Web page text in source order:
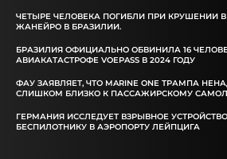
ЧЕТЫРЕ ЧЕЛОВЕКА ПОГИБЛИ ПРИ КРУШЕНИИ
ЖАНЕЙРО В БРАЗИЛИИ.
БРАЗИЛИЯ ОФИЦИАЛЬНО ОБВИНИЛА 16
АВИАКАТАСТРОФЕ VOEPASS В 2024 ГОДУ
ФАУ ЗАЯВЛЯЕТ, ЧТО MARINE ONE ТРАМПА
СЛИШКОМ БЛИЗКО К ПАССАЖИРСКОМУ
ГЕРМАНИЯ ИССЛЕДУЕТ ВЗРЫВНОЕ
БЕСПИЛОТНИКУ В АЭРОПОРТУ ЛЕЙПЦИГА